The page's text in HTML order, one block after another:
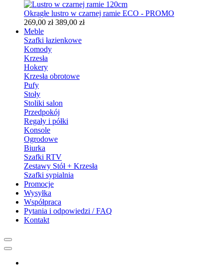
Okrągłe lustro w czarnej ramie ECO - PROMO
269,00 zł 389,00 zł
Meble
Szafki łazienkowe
Komody
Krzesła
Hokery
Krzesła obrotowe
Pufy
Stoły
Stoliki salon
Przedpokój
Regały i półki
Konsole
Ogrodowe
Biurka
Szafki RTV
Zestawy Stół + Krzesła
Szafki sypialnia
Promocje
Wysyłka
Współpraca
Pytania i odpowiedzi / FAQ
Kontakt